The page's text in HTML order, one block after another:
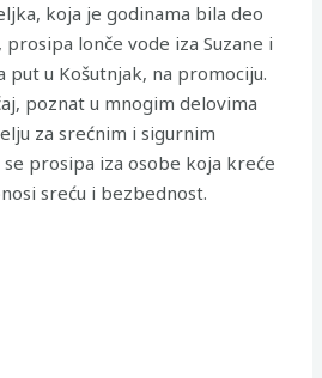
koja je godinama bila deo
lonče vode iza Suzane i
put u Košutnjak, na promociju.
poznat u mnogim delovima
za srećnim i sigurnim
prosipa iza osobe koja kreće
sreću i bezbednost.